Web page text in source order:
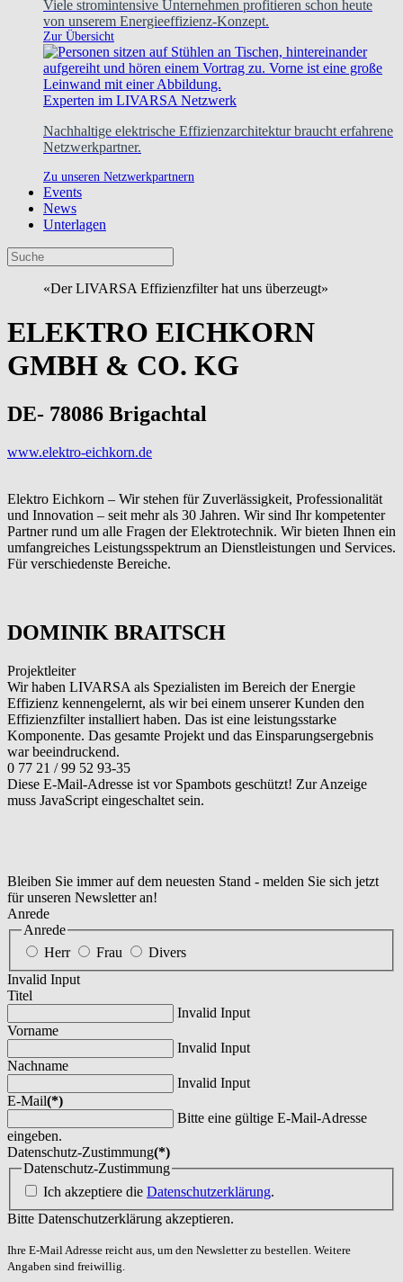
Viele stromintensive Unternehmen profitieren schon heute
von unserem Energieeffizienz-Konzept.
Zur Übersicht
Experten im LIVARSA Netzwerk
Nachhaltige elektrische Effizienzarchitektur braucht erfahrene
Netzwerkpartner.
Zu unseren Netzwerkpartnern
Events
News
Unterlagen
«Der LIVARSA Effizienzfilter hat uns überzeugt»
ELEKTRO EICHKORN
GMBH & CO. KG
DE- 78086 Brigachtal
www.elektro-eichkorn.de
Elektro Eichkorn – Wir stehen für Zuverlässigkeit, Professionalität
und Innovation – seit mehr als 30 Jahren. Wir sind Ihr kompetenter
Partner rund um alle Fragen der Elektrotechnik. Wir bieten Ihnen ein
umfangreiches Leistungsspektrum an Dienstleistungen und Services.
Für verschiedenste Bereiche.
DOMINIK BRAITSCH
Projektleiter
Wir haben LIVARSA als Spezialisten im Bereich der Energie
Effizienz kennengelernt, als wir bei einem unserer Kunden den
Effizienzfilter installiert haben. Das ist eine leistungsstarke
Komponente. Das gesamte Projekt und das Einsparungsergebnis
war beeindruckend.
0 77 21 / 99 52 93-35
Diese E-Mail-Adresse ist vor Spambots geschützt! Zur Anzeige
muss JavaScript eingeschaltet sein.
Bleiben Sie immer auf dem neuesten Stand - melden Sie sich jetzt
für unseren Newsletter an!
Anrede
Anrede
Herr
Frau
Divers
Invalid Input
Titel
Invalid Input
Vorname
Invalid Input
Nachname
Invalid Input
E-Mail(*)
Bitte eine gültige E-Mail-Adresse
eingeben.
Datenschutz-Zustimmung(*)
Datenschutz-Zustimmung
Ich akzeptiere die Datenschutzerklärung.
Bitte Datenschutzerklärung akzeptieren.
Ihre E-Mail Adresse reicht aus, um den Newsletter zu bestellen. Weitere
Angaben sind freiwillig.